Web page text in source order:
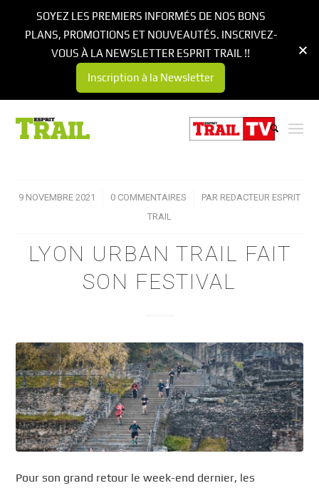
9 NOVEMBRE 2021
/ 0 COMMENTAIRES
/ PAR REDACTEUR ESPRIT
TRAIL
LYON URBAN TRAIL FAIT
SON FESTIVAL
Pour son grand retour le week-end dernier, les
SOYEZ LES PREMIERS INFORMÉS DE NOS BONS
PLANS, PROMOTIONS ET NOUVEAUTÉS. INSCRIVEZ-
VOUS À LA NEWSLETTER ESPRIT TRAIL !!
Inscription à la Newsletter